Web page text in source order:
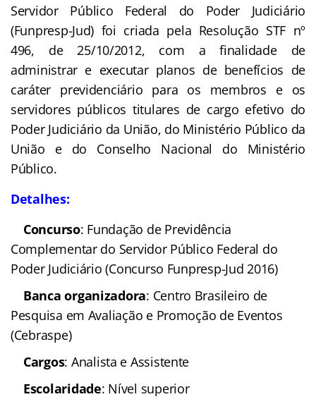
Servidor Público Federal do Poder Judiciário
(Funpresp-Jud) foi criada pela Resolução STF nº
496, de 25/10/2012, com a finalidade de
administrar e executar planos de benefícios de
caráter previdenciário para os membros e os
servidores públicos titulares de cargo efetivo do
Poder Judiciário da União, do Ministério Público da
União e do Conselho Nacional do Ministério
Público.
Detalhes:
Concurso: Fundação de Previdência
Complementar do Servidor Público Federal do
Poder Judiciário (Concurso Funpresp-Jud 2016)
Banca organizadora: Centro Brasileiro de
Pesquisa em Avaliação e Promoção de Eventos
(Cebraspe)
Cargos: Analista e Assistente
Escolaridade: Nível superior